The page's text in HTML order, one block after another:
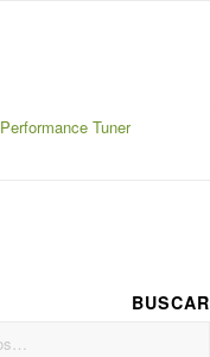
BUSCAR